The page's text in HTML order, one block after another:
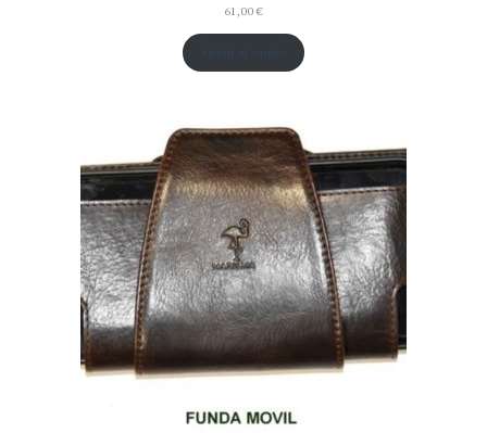
61,00€
Añadir al carrito